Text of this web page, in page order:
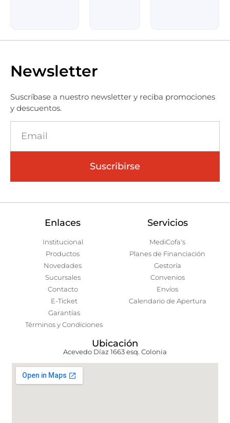
Newsletter
Suscríbase a nuestro newsletter y reciba promociones
y descuentos.
Suscribirse
Enlaces
Institucional
Productos
Novedades
Sucursales
Contacto
E-Ticket
Garantías
Términos y Condiciones
Servicios
MediCofa's
Planes de Financiación
Gestoría
Convenios
Envíos
Calendario de Apertura
Ubicación
Acevedo Díaz 1663 esq. Colonia